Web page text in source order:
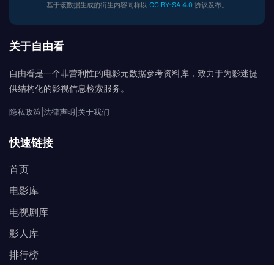
基于该数据生成的衍生内容同样以 CC BY-SA 4.0协议发布。
关于自由看
自由看是一个非营利性的电影元数据参考资料库，致力于为影迷提
供结构化的影视信息检索服务。
隐私政策 法律声明 关于我们
快速链接
首页
电影库
电视剧库
影人库
排行榜